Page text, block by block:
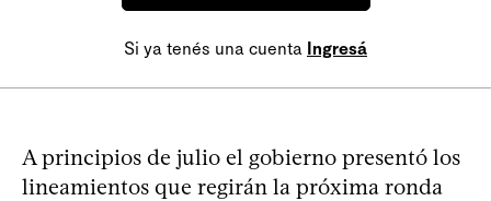
Si ya tenés una cuenta Ingresá
A principios de julio el gobierno presentó los
lineamientos que regirán la próxima ronda